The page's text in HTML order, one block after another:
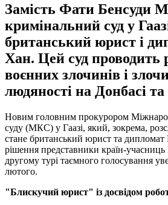
Замість Фати Бенсуди
кримінальний суд у
британський юрист і
Хан. Цей суд проводить
воєнних злочинів і
людяності на Донбасі
Новим головним прокурором
суду (МКС) у Гаазі, який, зокрема,
стане британський юрист та
рішення представники країн-
другому турі таємного голосування
лютого.
"Блискучий юрист" із досвідом